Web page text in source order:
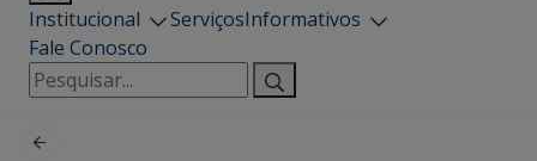
Institucional ServiçosInformativos
Fale Conosco
Pesquisar
por: